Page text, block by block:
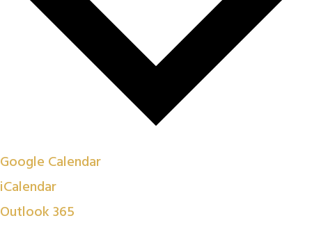
Google Calendar
iCalendar
Outlook 365